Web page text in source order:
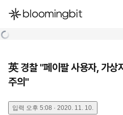
한국어
英 경찰 "페이팔 사용자, 가상
주의"
입력 오후 5:08 · 2020. 11. 10.